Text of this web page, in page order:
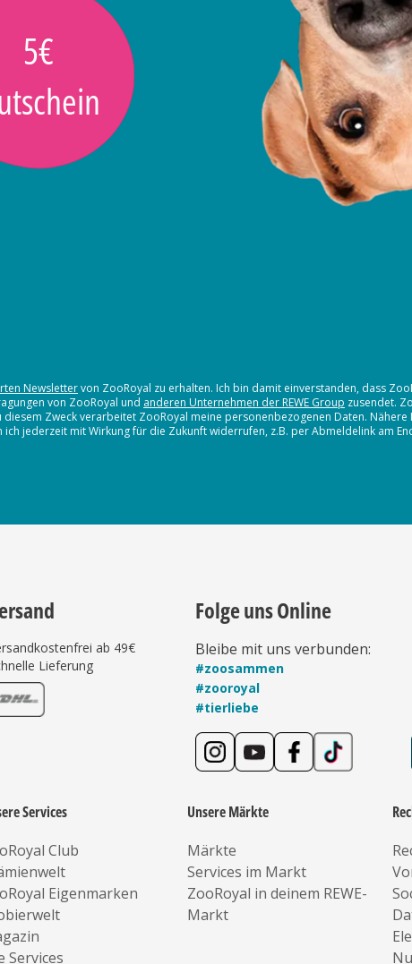
5€
Newslettervon ZooRoyal zu erhalten. Ich bin damit einverstanden, dass
von ZooRoyal und anderen Unternehmen der REWE Group zusendet.
Zweck verarbeitet ZooRoyal meine personenbezogenen Daten.
jederzeit mit Wirkung für die Zukunft widerrufen, z.B. per Abmeldelink am
ab 49€
Lieferung
Folge uns Online
Bleibe mit uns verbunden:
#zoosammen
#zooroyal
#tierliebe
Services
Club
Eigenmarken
Services
Unsere Märkte
Märkte
Services im Markt
ZooRoyal in deinem REWE-
Markt